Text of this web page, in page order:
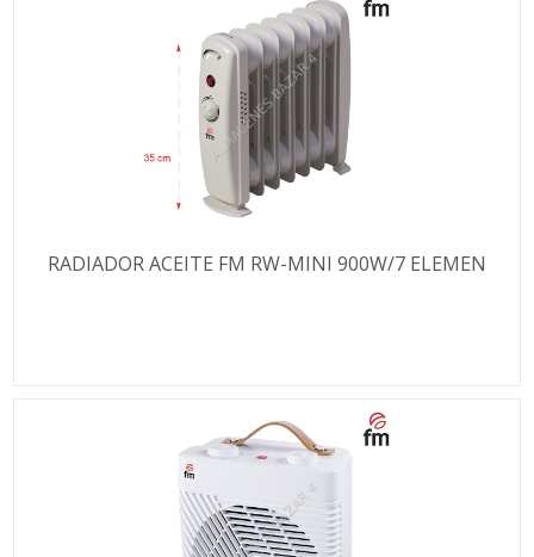
RADIADOR ACEITE FM RW-MINI 900W/7 ELEMEN